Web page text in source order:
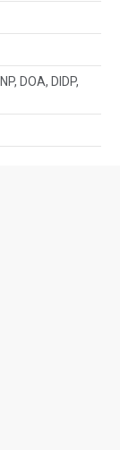
DOA, DIDP,